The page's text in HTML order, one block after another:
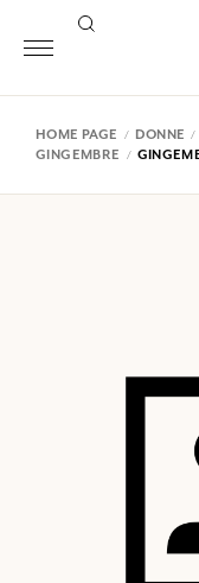
HOME PAGE DONNE
GINGEMBRE